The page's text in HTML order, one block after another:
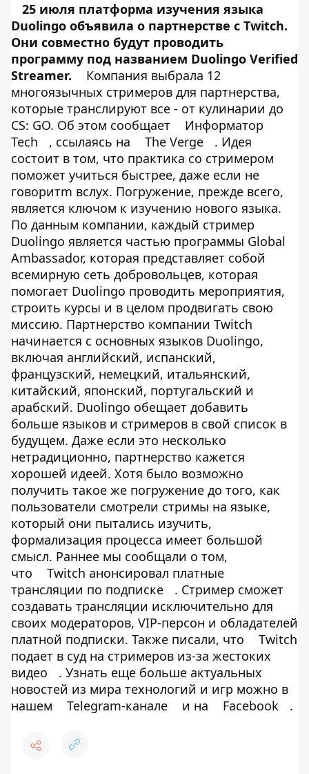
25 июля платформа изучения языка
Duolingo объявила о партнерстве с Twitch.
Они совместно будут проводить
программу под названием Duolingo Verified
Streamer.
Компания выбрала 12
многоязычных стримеров для партнерства,
которые транслируют все - от кулинарии до
CS: GO. Об этом сообщает
Информатор
Tech
, ссылаясь на The Verge
. Идея
состоит в том, что практика со стримером
поможет учиться быстрее, даже если не
говоритm вслух. Погружение, прежде всего,
является ключом к изучению нового языка.
По данным компании, каждый стример
Duolingo является частью программы Global
Ambassador, которая представляет собой
всемирную сеть добровольцев, которая
помогает Duolingo проводить мероприятия,
строить курсы и в целом продвигать свою
миссию. Партнерство компании Twitch
начинается с основных языков Duolingo,
включая английский, испанский,
французский, немецкий, итальянский,
китайский, японский, португальский и
арабский. Duolingo обещает добавить
больше языков и стримеров в свой список в
будущем. Даже если это несколько
нетрадиционно, партнерство кажется
хорошей идеей. Хотя было возможно
получить такое же погружение до того, как
пользователи смотрели стримы на языке,
который они пытались изучить,
формализация процесса имеет большой
смысл. Раннее мы сообщали о том,
что
Twitch анонсировал платные
трансляции по подписке
. Стример сможет
создавать трансляции исключительно для
своих модераторов, VIP-персон и обладателей
платной подписки. Также писали, что
Twitch
подает в суд на стримеров из-за жестоких
видео
. Узнать еще больше актуальных
новостей из мира технологий и игр можно в
нашем
Telegram-канале и на Facebook .